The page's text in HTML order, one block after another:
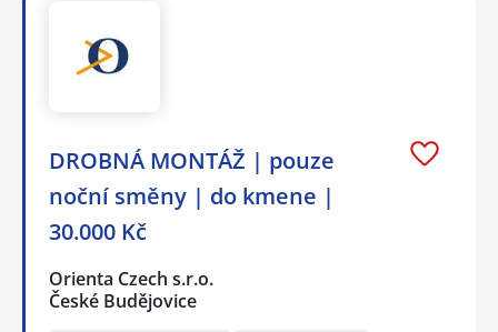
DROBNÁ MONTÁŽ | pouze
noční směny | do kmene |
30.000 Kč
Orienta Czech s.r.o.
České Budějovice